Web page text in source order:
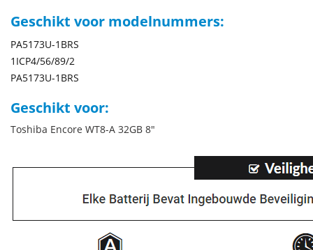
Geschikt voor modelnummers:
PA5173U-1BRS
1ICP4/56/89/2
PA5173U-1BRS
Geschikt voor:
Toshiba Encore WT8-A 32GB 8"